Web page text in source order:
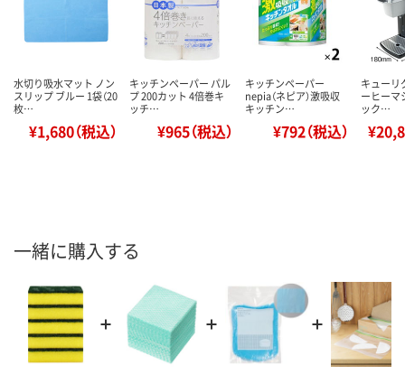
水切り吸水マット ノン
スリップ ブルー 1袋（20
枚…
¥1,680（税込）
キッチンペーパー パル
プ 200カット 4倍巻キ
ッチ…
¥965（税込）
キッチンペーパー
nepia（ネピア）激吸収
キッチン…
¥792（税込）
キューリ
ーヒーマ
ック…
一緒に購入する